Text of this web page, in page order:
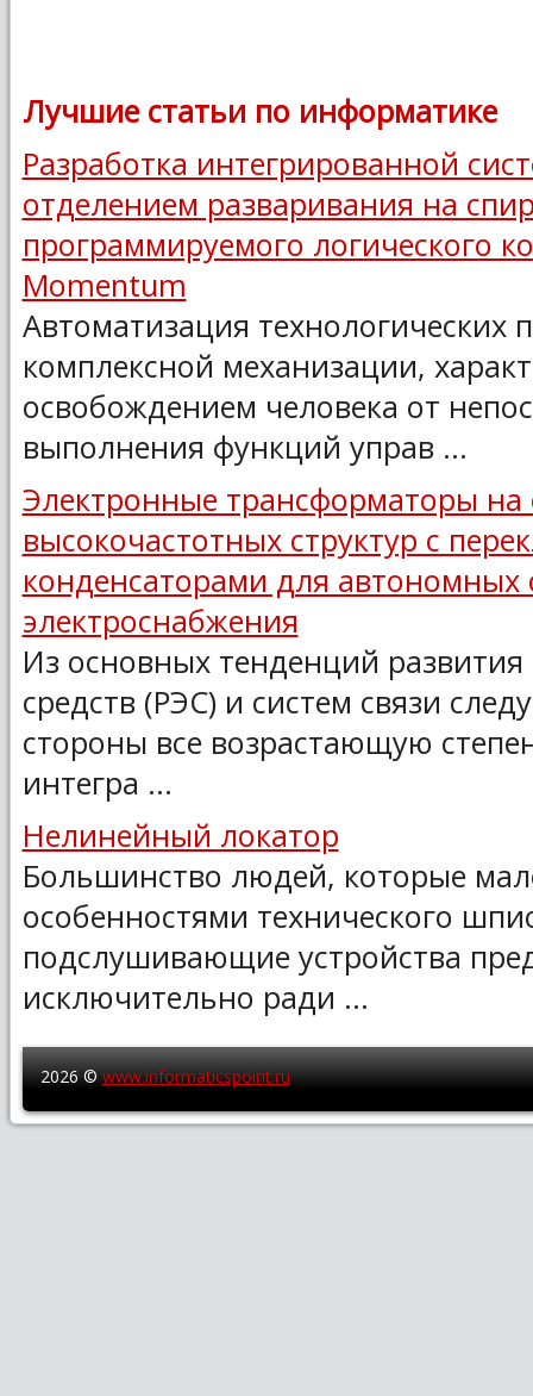
Лучшие статьи по информатике
Разработка интегрированной
отделением разваривания на
программируемого логического
Momentum
Автоматизация технологических
комплексной механизации,
освобождением человека от
выполнения функций управ ...
Электронные трансформаторы на
высокочастотных структур с
конденсаторами для автономных
электроснабжения
Из основных тенденций
средств (РЭС) и систем связи
стороны все возрастающую
интегра ...
Нелинейный локатор
Большинство людей, которые
особенностями технического
подслушивающие устройства
исключительно ради ...
2026 ©www.informaticspoint.ru